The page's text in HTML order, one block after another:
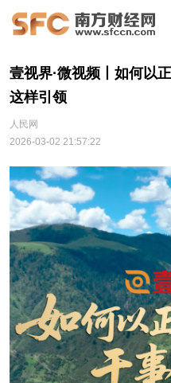
壹视界·微视频丨如何以
这样引领
人民网
2026-03-02 21:57:22